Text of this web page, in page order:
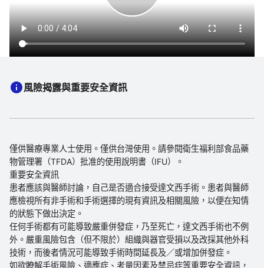
Play
風險揭露與重要安全資訊
僅供醫療專業人士使用。僅供台灣使用。請參閱衛生福利部食品藥
物管理署（TFDA）批准的使用說明書（IFU）。
重要安全資訊
患者應該與醫師討論，自己是否適合接受達文西手術。患者與醫師
應檢視所有非手術和手術選擇的現有資訊及相關風險，以便在知情
的狀態下做出決定。
任何手術都有可能導致嚴重併發症，乃至死亡，達文西手術也不例
外。嚴重風險包含（但不限於）組織與器官受損以及改採其他外科
技術，而後者情況可能導致手術時間延長及／或增加併發症。
如欲瞭解手術風險、適應症、考量因素及禁忌症等重要安全資訊，